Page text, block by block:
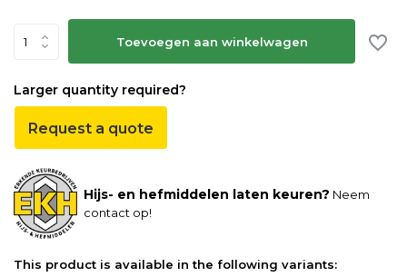
Toevoegen aan winkelwagen
Larger quantity required?
Request a quote
Hijs- en hefmiddelen laten keuren? Neem
contact op!
This product is available in the following variants: